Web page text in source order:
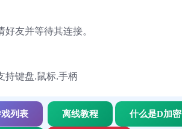
友并等待其连接。
键盘.鼠标.手柄
列表 离线教程 什么是D加密